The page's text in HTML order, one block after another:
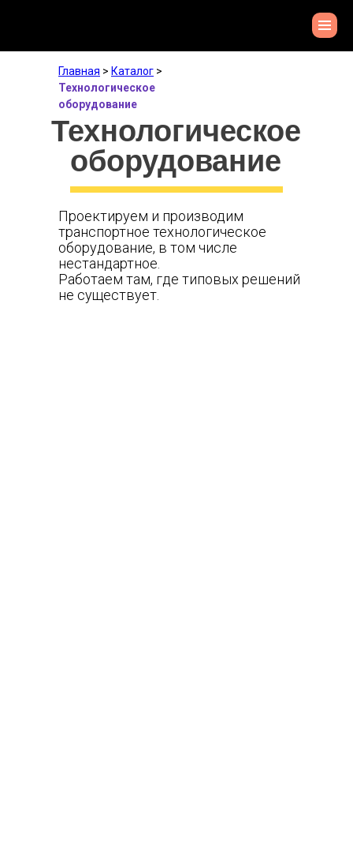
Технологическое
оборудование
Главная > Каталог >
Технологическое
оборудование
Проектируем и производим
транспортное технологическое
оборудование, в том числе
нестандартное.
Работаем там, где типовых решений
не существует.